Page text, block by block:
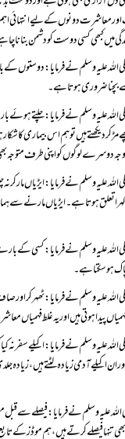
میں کبھی کسی دوست کو دشمن
بچنا ضروری ہوتا ہے۔
دوسرے لوگوں کو اپنی طرف متوجہ
ہوسکتا ہے۔
پیدا ہوتی ہیں اور یہ غلط فہمیاں